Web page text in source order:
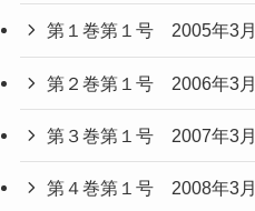
第１巻第１号 2005年3月
第２巻第１号 2006年3月
第３巻第１号 2007年3月
第４巻第１号 2008年3月